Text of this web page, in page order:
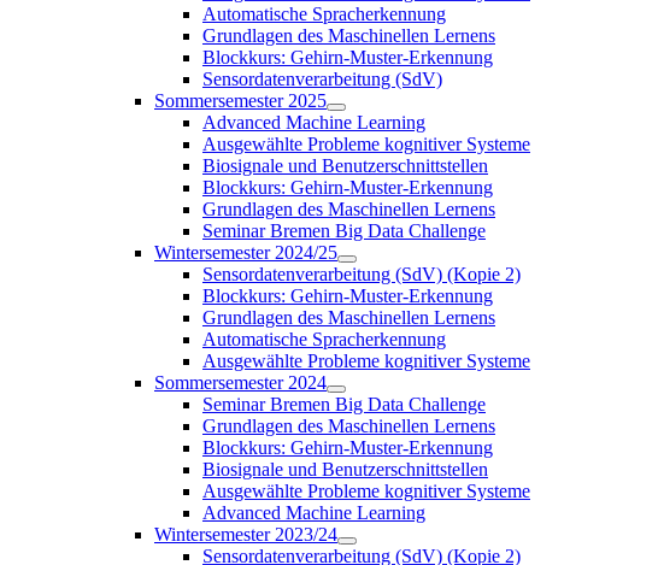
Automatische Spracherkennung
Grundlagen des Maschinellen Lernens
Blockkurs: Gehirn-Muster-Erkennung
Sensordatenverarbeitung (SdV)
Sommersemester 2025
Advanced Machine Learning
Ausgewählte Probleme kognitiver Systeme
Biosignale und Benutzerschnittstellen
Blockkurs: Gehirn-Muster-Erkennung
Grundlagen des Maschinellen Lernens
Seminar Bremen Big Data Challenge
Wintersemester 2024/25
Sensordatenverarbeitung (SdV) (Kopie 2)
Blockkurs: Gehirn-Muster-Erkennung
Grundlagen des Maschinellen Lernens
Automatische Spracherkennung
Ausgewählte Probleme kognitiver Systeme
Sommersemester 2024
Seminar Bremen Big Data Challenge
Grundlagen des Maschinellen Lernens
Blockkurs: Gehirn-Muster-Erkennung
Biosignale und Benutzerschnittstellen
Ausgewählte Probleme kognitiver Systeme
Advanced Machine Learning
Wintersemester 2023/24
Sensordatenverarbeitung (SdV) (Kopie 2)